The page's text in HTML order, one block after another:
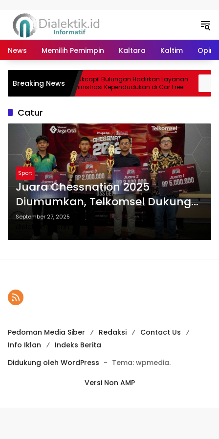
News Memilih Pemimpin Kaltara Kaltim Opini
Breaking News
PAD
Disdukcapil Bulungan Hadirkan Layanan
Administrasi Kependudukan di Car Free
Day Tebu Kayan
Catur
Sport
Juara Chessnation 2025
Diumumkan, Telkomsel Dukung
Talenta Catur Muda Indonesia
September 27, 2025
Pedoman Media Siber Redaksi
Contact Us
Info Iklan
Indeks Berita
Didukung oleh WordPress - Tema: wpmedia.
Versi Non AMP